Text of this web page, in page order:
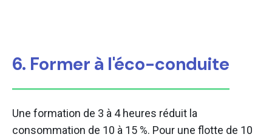
6. Former à l'éco-conduite
Une formation de 3 à 4 heures réduit la
consommation de 10 à 15 %. Pour une flotte de 10